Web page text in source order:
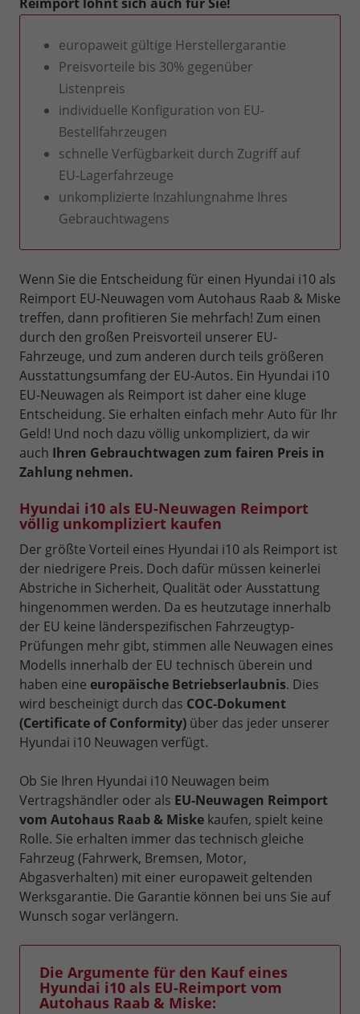
europaweit gültige Herstellergarantie
Preisvorteile bis 30% gegenüber
Listenpreis
individuelle Konfiguration von EU-
Bestellfahrzeugen
schnelle Verfügbarkeit durch Zugriff auf
EU-Lagerfahrzeuge
unkomplizierte Inzahlungnahme Ihres
Gebrauchtwagens
Wenn Sie die Entscheidung für einen Hyundai i10 als
Reimport EU-Neuwagen vom Autohaus Raab & Miske
treffen, dann profitieren Sie mehrfach! Zum einen
durch den großen Preisvorteil unserer EU-
Fahrzeuge, und zum anderen durch teils größeren
Ausstattungsumfang der EU-Autos. Ein Hyundai i10
EU-Neuwagen als Reimport ist daher eine kluge
Entscheidung. Sie erhalten einfach mehr Auto für Ihr
Geld! Und noch dazu völlig unkompliziert, da wir
auch Ihren Gebrauchtwagen zum fairen Preis in
Zahlung nehmen.
Hyundai i10 als EU-Neuwagen Reimport
völlig unkompliziert kaufen
Der größte Vorteil eines Hyundai i10 als Reimport ist
der niedrigere Preis. Doch dafür müssen keinerlei
Abstriche in Sicherheit, Qualität oder Ausstattung
hingenommen werden. Da es heutzutage innerhalb
der EU keine länderspezifischen Fahrzeugtyp-
Prüfungen mehr gibt, stimmen alle Neuwagen eines
Modells innerhalb der EU technisch überein und
haben eine europäische Betriebserlaubnis. Dies
wird bescheinigt durch das COC-Dokument
(Certificate of Conformity) über das jeder unserer
Hyundai i10 Neuwagen verfügt.
Ob Sie Ihren Hyundai i10 Neuwagen beim
Vertragshändler oder als EU-Neuwagen Reimport
vom Autohaus Raab & Miske kaufen, spielt keine
Rolle. Sie erhalten immer das technisch gleiche
Fahrzeug (Fahrwerk, Bremsen, Motor,
Abgasverhalten) mit einer europaweit geltenden
Werksgarantie. Die Garantie können bei uns Sie auf
Wunsch sogar verlängern.
Die Argumente für den Kauf eines
Hyundai i10 als EU-Reimport vom
Autohaus Raab & Miske: